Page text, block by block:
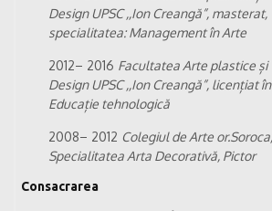
Design UPSC ,,Ion Creangă”, masterat,
specialitatea: Management în Arte
2012– 2016 Facultatea Arte plastice și
Design UPSC ,,Ion Creangă”, licențiat în
Educație tehnologică
2008– 2012 Colegiul de Arte or.Soroca,
Specialitatea Arta Decorativă, Pictor
Consacrarea